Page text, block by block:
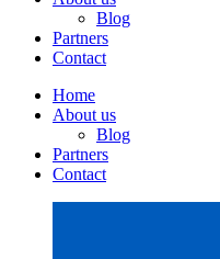
Blog
Partners
Contact
Home
About us
Blog
Partners
Contact